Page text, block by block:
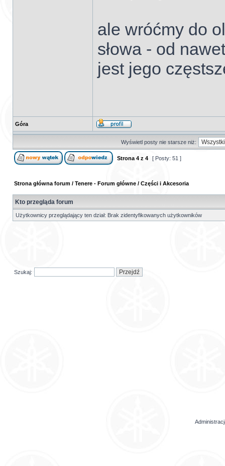
ale wróćmy do
słowa - od
jest jego
Góra
Wyświetl posty nie starsze niż:
Strona 4 z 4 [ Posty: 51 ]
Strona główna forum / Tenere - Forum główne / Części i Akcesoria
Kto przegląda forum
Użytkownicy przeglądający ten dział: Brak zidentyfikowanych użytkowników
Szukaj: